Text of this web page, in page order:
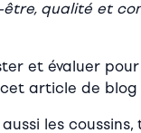
être, qualité et
et évaluer
article de blog
les